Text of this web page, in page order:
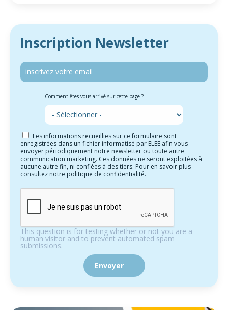
Inscription Newsletter
Comment êtes-vous arrivé sur cette page ?
Les informations recueillies sur ce formulaire sont
enregistrées dans un fichier informatisé par ELEE afin vous
envoyer périodiquement notre newsletter ou toute autre
communication marketing. Ces données ne seront exploitées à
aucune autre fin, ni confiées à des tiers. Pour en savoir plus
consultez notre politique de confidentialité.
This question is for testing whether or not you are a
human visitor and to prevent automated spam
submissions.